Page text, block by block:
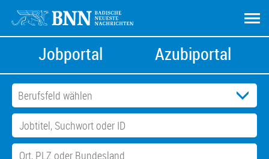
Jobportal Azubiportal